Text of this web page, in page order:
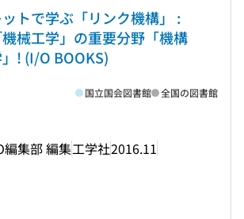
ットで学ぶ「リンク機構」 :
機械工学」の重要分野「機構
! (I/O BOOKS)
編集部 編集工学社2016.11
国立国会図書館 全国の図書館